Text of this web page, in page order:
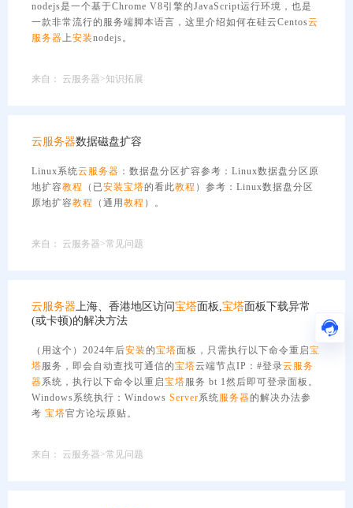
nodejs是一个基于Chrome V8引擎的JavaScript运行环境，也是
一款非常流行的服务端脚本语言，这里介绍如何在硅云Centos云
服务器上安装nodejs。
来自： 云服务器>知识拓展
云服务器数据磁盘扩容
Linux系统云服务器 ：数据盘分区扩容参考：Linux数据盘分区原
地扩容教程 （已安装宝塔的看此教程 ）参考：Linux数据盘分区
原地扩容教程 （通用 教程 ）。
来自： 云服务器>常见问题
云服务器上海、香港地区访问宝塔面板,宝塔面板下载异常
(或卡顿)的解决方法
（用这个）2024年后安装的宝塔面板，只需执行以下命令重启宝
塔服务，即会自动查找可通信的宝塔云端节点IP：#登录云服务
器系统，执行以下命令以重启宝塔服务 bt 1然后即可登录面板。
Windows系统执行：Windows Server系统服务器的解决办法参
考 宝塔官方论坛原贴。
来自： 云服务器>常见问题